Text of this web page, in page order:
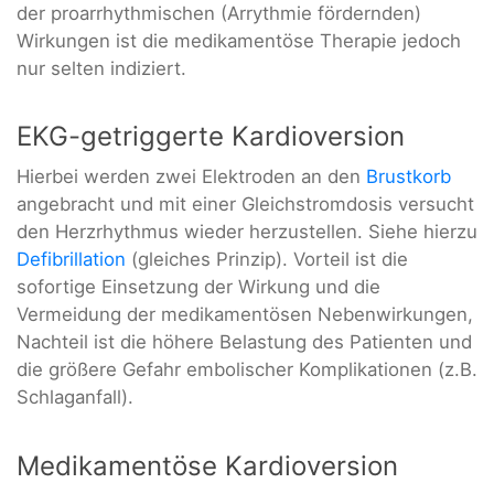
der proarrhythmischen (Arrythmie fördernden)
Wirkungen ist die medikamentöse Therapie jedoch
nur selten indiziert.
EKG-getriggerte Kardioversion
Hierbei werden zwei Elektroden an den Brustkorb
angebracht und mit einer Gleichstromdosis versucht
den Herzrhythmus wieder herzustellen. Siehe hierzu
Defibrillation (gleiches Prinzip). Vorteil ist die
sofortige Einsetzung der Wirkung und die
Vermeidung der medikamentösen Nebenwirkungen,
Nachteil ist die höhere Belastung des Patienten und
die größere Gefahr embolischer Komplikationen (z.B.
Schlaganfall).
Medikamentöse Kardioversion